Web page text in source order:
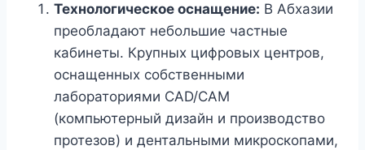
Технологическое оснащение: В Абхазии
преобладают небольшие частные
кабинеты. Крупных цифровых центров,
оснащенных собственными
лабораториями CAD/CAM
(компьютерный дизайн и производство
протезов) и дентальными микроскопами,